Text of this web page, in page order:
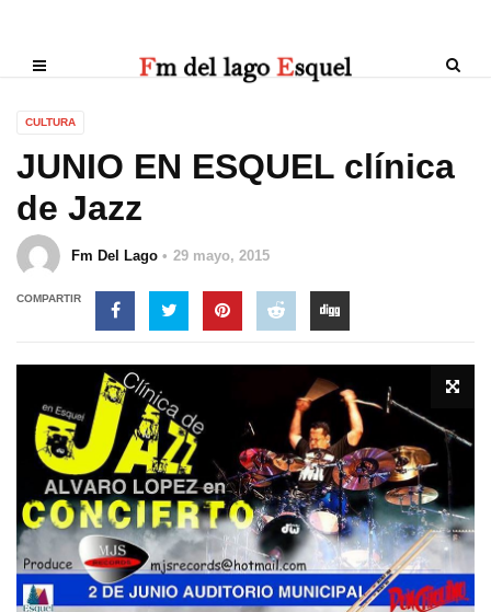
CULTURA
JUNIO EN ESQUEL clínica
de Jazz
Fm Del Lago 29 mayo, 2015
COMPARTIR